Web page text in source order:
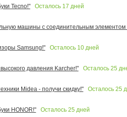
Tecno!"
Осталось 17 дней
машины с соединительным элементом
Samsung!" Осталось 10дней
давления Karcher!" Осталось 25
Midea - получи скидку!" Осталось 25
HONOR!" Осталось 25 дней